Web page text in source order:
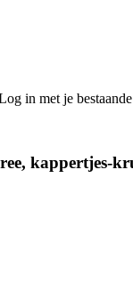
in met je
kappertjes-